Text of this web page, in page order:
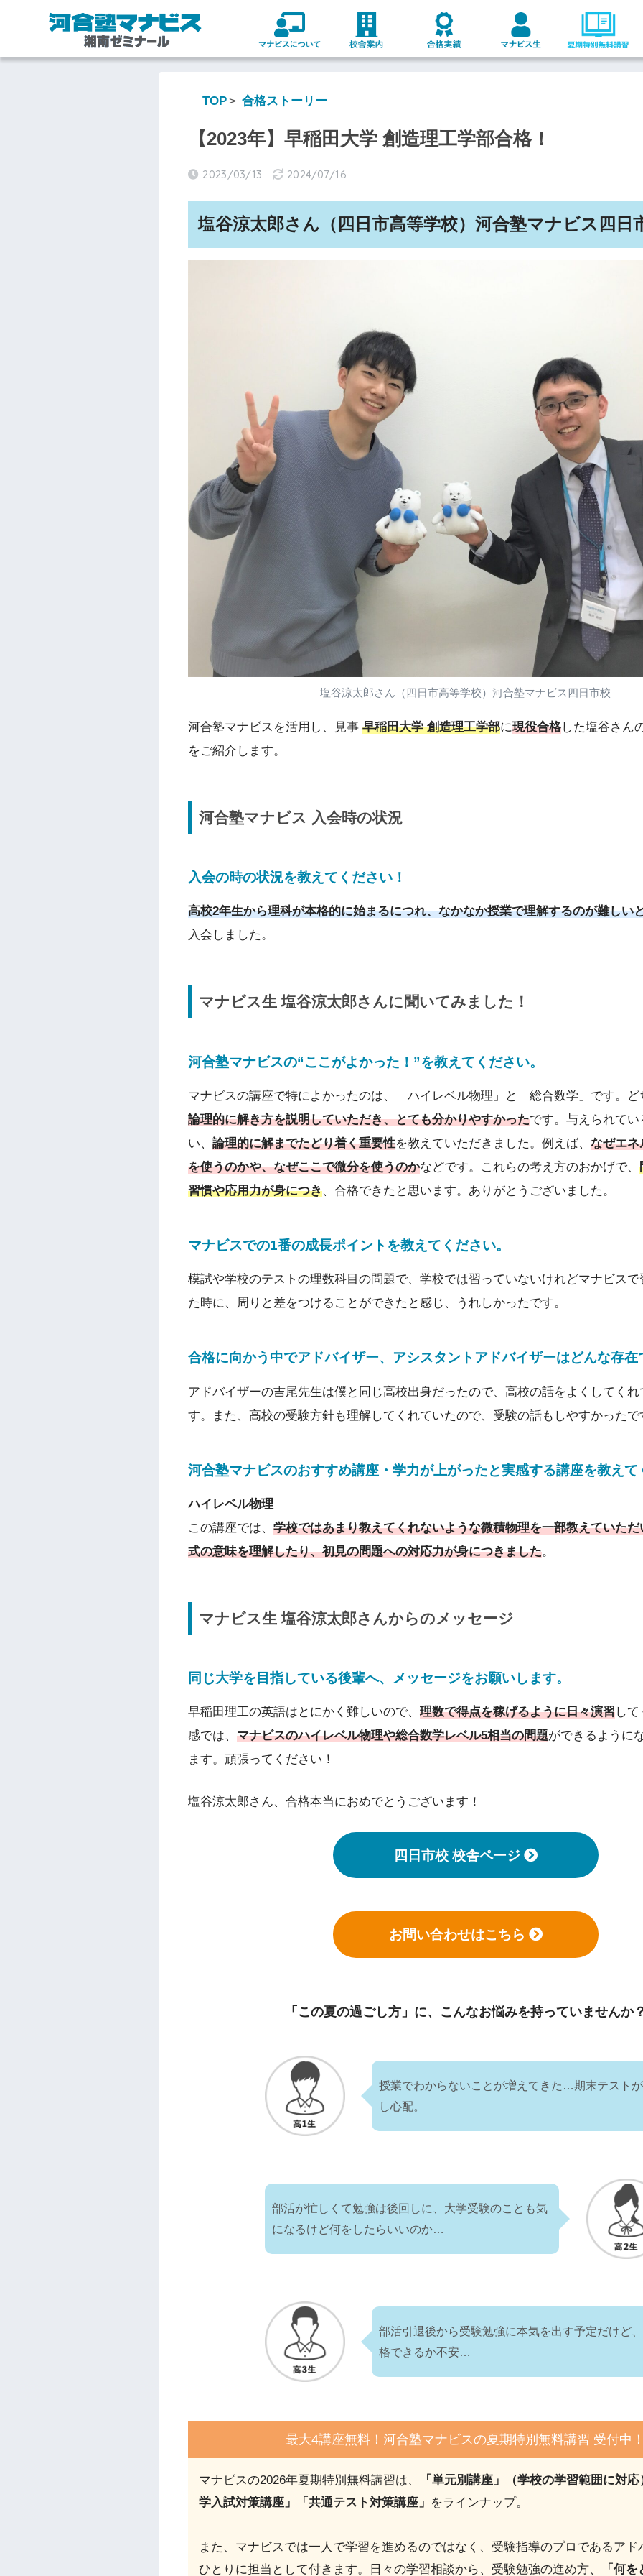
TOP 合格ストーリー
【2023年】早稲田大学 創造理工学部合格！
2023/03/13 2024/07/16
塩谷涼太郎さん（ 四日市高等学校）河合塾マナビス 四日
塩谷涼太郎さん（四日市高等学校）河合塾マナビス四日市校
河合塾マナビスを活用し、見事 早稲田大学 創造理工学部に現役合格した塩谷さん
をご紹介します。
河合塾マナビス 入会時の状況
入会の時の状況を教えてください ！
高校2年生から理科が本格的に始まるにつれ、なかなか授業で理解するのが難しい
入会しました。
マナビス生塩谷涼太郎さんに 聞いてみました！
河合塾マナビスの“ここがよかった！”を教えてください。
マナビスの講座で特によかったのは、「ハイレベル物理」と「総合数学」です。
論理的に解き方を説明していただき、とても分かりやすかったです。与えられて
い、 論理的に解までたどり着く重要性を教えていただきました。例えば、 なぜエネ
を使うのかや、なぜここで微分を使うのかなどです。これらの考え方のおかげで、
習慣や応用力が身につき、合格できたと思います。ありがとうございました。
マナビスでの1番の成長ポイントを教えてください。
模試や学校のテストの理数科目の問題で、学校では習っていないけれどマナビス
た時に、周りと差をつけることができたと感じ、うれしかったです。
合格に向かう中でアドバイザー、 アシスタントアドバイザーはどんな存在
アドバイザーの吉尾先生は僕と同じ高校出身だったので、高校の話をよくしてく
す。また、高校の受験方針も理解してくれていたので、受験の話もしやすかったで
河合塾マナビスのおすすめ講座・学力が上がったと実感する講座を教えて
ハイレベル物理
この講座では、 学校ではあまり教えてくれないような微積物理を一部教えていた
式の意味を理解したり、初見の問題への対応力が身につきました。
マナビス生 塩谷涼太郎さんからのメッセージ
同じ大学を目指している後輩へ、メッセージをお願いします。
早稲田理工の英語はとにかく難しいので、 理数で得点を稼げるように日々演習し
感では、 マナビスのハイレベル物理や総合数学レベル5相当の問題ができるように
ます。頑張ってください！
塩谷涼太郎さん、合格本当におめでとうございます！
四日市校 校舎ページ
お問い合わせはこちら
「この夏の過ごし方」に、 こんなお悩みを持っていませんか
授業でわからないことが増えてきた…期末テスト
し心配。
部活が忙しくて勉強は後回しに、大学受験のことも気
になるけど何をしたらいいのか…
部活引退後から受験勉強に本気を出す予定だけど
格できるか不安…
最大4講座無料！河合塾マナビスの夏期特別無料講習 受付中
マナビスの2026年夏期特別無料講習は、
「単元別講座」（学校の学習範囲に対応
学入試対策講座」「共通テスト対策講座」 をラインナップ。
また、マナビスでは一人で学習を進めるのではなく、受験指導のプロであるアド
ひとりに担当として付きます。日々の学習相談から、受験勉強の進め方、
「何